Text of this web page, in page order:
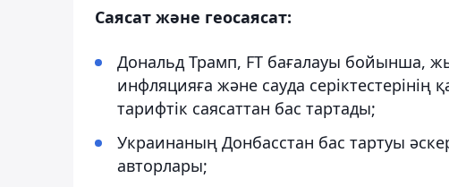
Саясат және геосаясат:
Дональд Трамп, FT бағалауы бойынша,
инфляцияға және сауда
тарифтік саясаттан бас тартады;
Украинаның Донбасстан бас тартуы
авторлары;